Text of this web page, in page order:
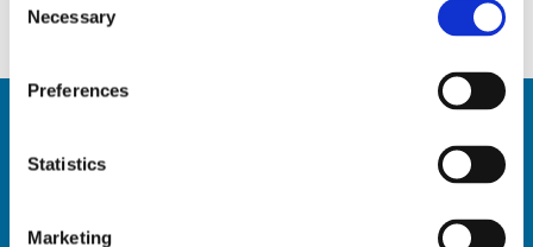
Selection
Necessary
Preferences
Statistics
Marketing